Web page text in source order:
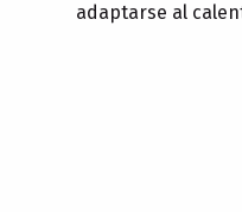
adaptarse al